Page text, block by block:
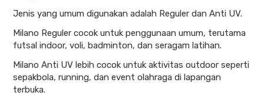
Jenis yang umum digunakan adalah Reguler dan Anti UV.
Milano Reguler cocok untuk penggunaan umum, terutama
futsal indoor, voli, badminton, dan seragam latihan.
Milano Anti UV lebih cocok untuk aktivitas outdoor seperti
sepakbola, running, dan event olahraga di lapangan
terbuka.